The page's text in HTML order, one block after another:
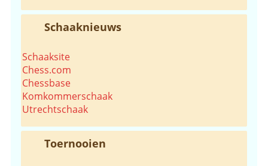
Schaaknieuws
Schaaksite
Chess.com
Chessbase
Komkommerschaak
Utrechtschaak
Toernooien